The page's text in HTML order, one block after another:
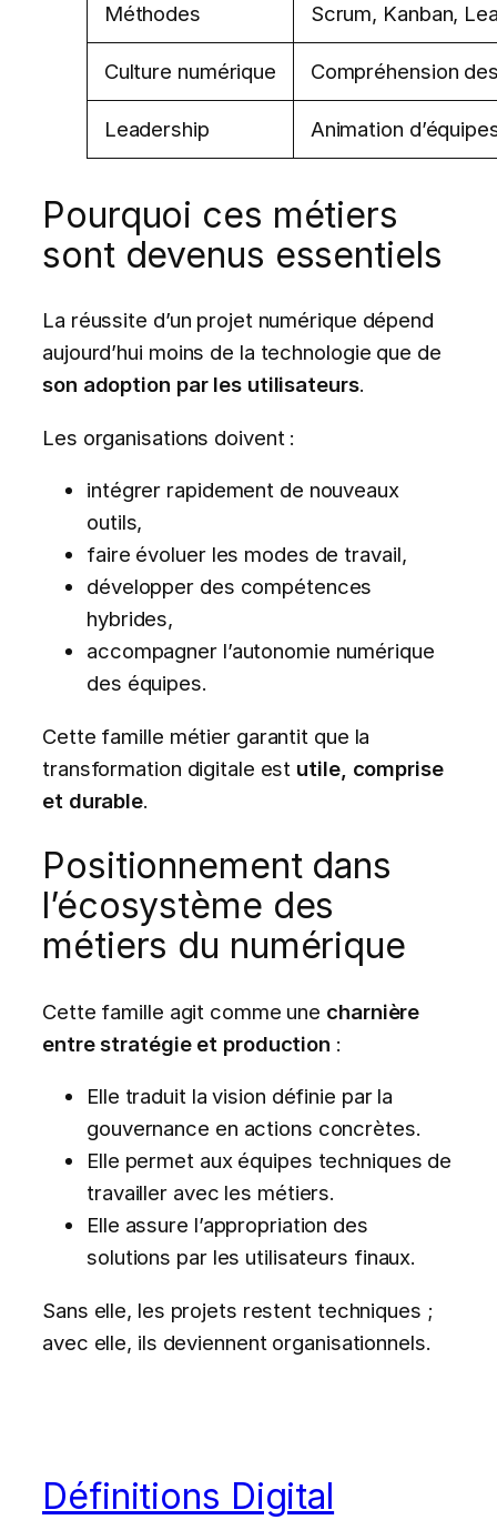
Méthodes Scrum, Kanban,
Culture numérique Compréhension
Leadership Animation
Pourquoi ces métiers
sont devenus essentiels
La réussite d’un projet numérique dépend
aujourd’hui moins de la technologie que de
son adoption par les utilisateurs.
Les organisations doivent :
intégrer rapidement de nouveaux
outils,
faire évoluer les modes de travail,
développer des compétences
hybrides,
accompagner l’autonomie numérique
des équipes.
Cette famille métier garantit que la
transformation digitale est utile, comprise
et durable.
Positionnement dans
l’écosystème des
métiers du numérique
Cette famille agit comme une charnière
entre stratégie et production :
Elle traduit la vision définie par la
gouvernance en actions concrètes.
Elle permet aux équipes techniques de
travailler avec les métiers.
Elle assure l’appropriation des
solutions par les utilisateurs finaux.
Sans elle, les projets restent techniques ;
avec elle, ils deviennent organisationnels.
Définitions Digital